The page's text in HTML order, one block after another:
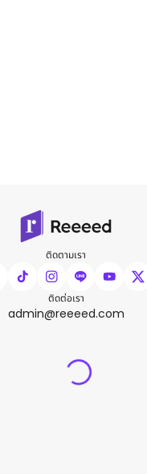
ติดตามเรา
ติดต่อเรา
admin@reeeed.com